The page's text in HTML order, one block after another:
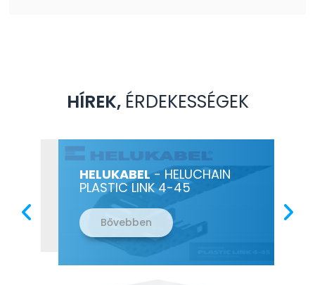
HÍREK, ÉRDEKESSÉGEK
HELUKABEL- HELUCHAIN
PLASTIC LINK 4-45
Bővebben